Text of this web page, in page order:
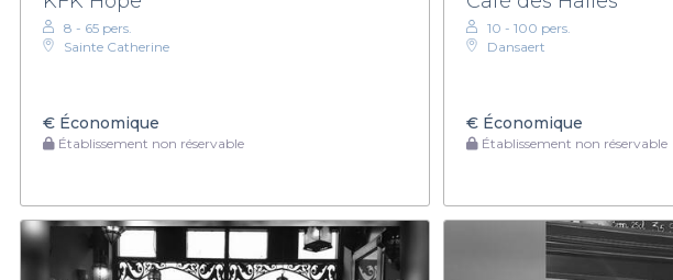
8 - 65 pers.
Sainte Catherine
€ Économique
Établissement non réservable
10 - 100 pers.
Dansaert
€Économique
Établissement non réservable